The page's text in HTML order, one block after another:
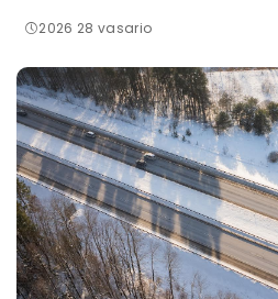
2026 28 vasario